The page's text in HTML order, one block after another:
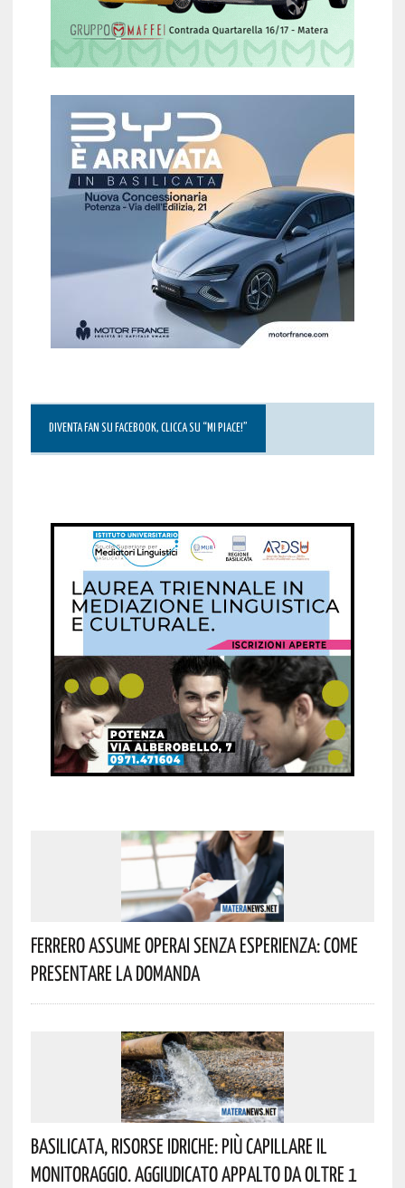
DIVENTA FAN SU FACEBOOK, CLICCA SU “MI PIACE!”
Ferrero Assume Operai Senza Esperienza: Come
Presentare La Domanda
Basilicata, Risorse Idriche: Più Capillare Il
Monitoraggio. Aggiudicato Appalto Da Oltre 1